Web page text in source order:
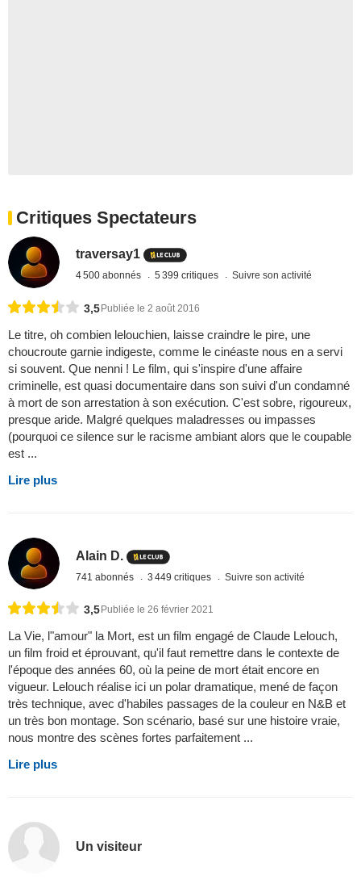
Critiques Spectateurs
traversay1
4 500 abonnés 5 399 critiques Suivre son activité
3,5Publiée le 2 août 2016
Le titre, oh combien lelouchien, laisse craindre le pire, une
choucroute garnie indigeste, comme le cinéaste nous en a servi
si souvent. Que nenni ! Le film, qui s'inspire d'une affaire
criminelle, est quasi documentaire dans son suivi d'un condamné
à mort de son arrestation à son exécution. C'est sobre, rigoureux,
presque aride. Malgré quelques maladresses ou impasses
(pourquoi ce silence sur le racisme ambiant alors que le coupable
est ...
Lire plus
Alain D.
741 abonnés 3 449 critiques Suivre son activité
3,5 Publiée le 26 février 2021
La Vie, l"amour" la Mort, est un film engagé de Claude Lelouch,
un film froid et éprouvant, qu'il faut remettre dans le contexte de
l'époque des années 60, où la peine de mort était encore en
vigueur. Lelouch réalise ici un polar dramatique, mené de façon
très technique, avec d'habiles passages de la couleur en N&B et
un très bon montage. Son scénario, basé sur une histoire vraie,
nous montre des scènes fortes parfaitement ...
Lire plus
Un visiteur